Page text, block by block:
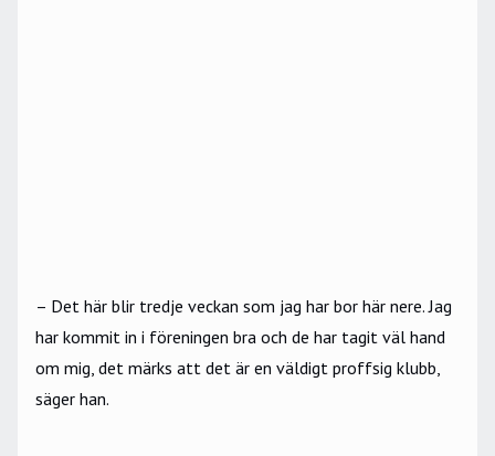
– Det här blir tredje veckan som jag har bor här nere. Jag
har kommit in i föreningen bra och de har tagit väl hand
om mig, det märks att det är en väldigt proffsig klubb,
säger han.